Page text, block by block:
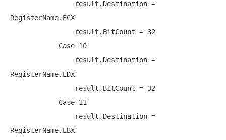
RegisterName.ECX
Case 10
RegisterName.EDX
Case 11
RegisterName.EBX